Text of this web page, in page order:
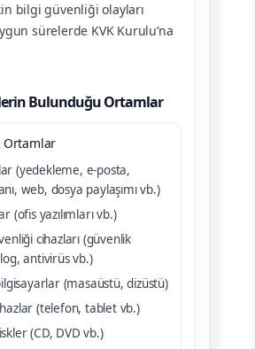
bilgi güvenliği olayları
sürelerde KVK Kurulu’na
Bulunduğu Ortamlar
Ortamlar
(yedekleme, e-posta,
web, dosya paylaşımı vb.)
(ofis yazılımları vb.)
cihazları (güvenlik
antivirüs vb.)
(masaüstü, dizüstü)
(telefon, tablet vb.)
(CD, DVD vb.)